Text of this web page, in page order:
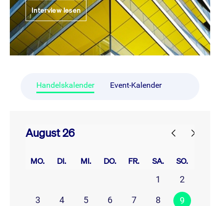
Interview lesen
Handelskalender Event-Kalender
August 26
MO. DI. MI. DO. FR. SA. SO.
1
2
3
4 5 6 7 8 9